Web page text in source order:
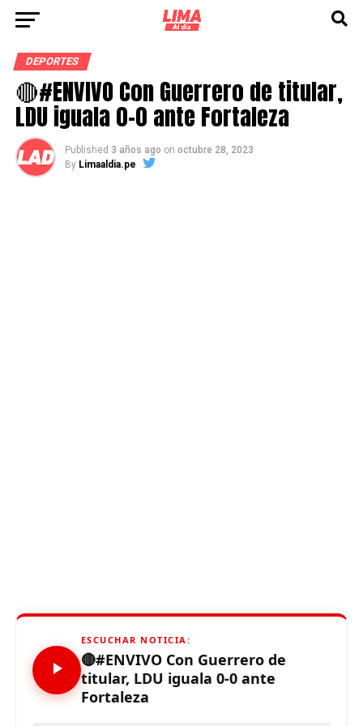
DEPORTES
🔴#ENVIVO Con Guerrero de titular,
LDU iguala 0-0 ante Fortaleza
Published 3 años ago on octubre 28, 2023
By Limaaldia.pe
ESCUCHAR NOTICIA:
🔴#ENVIVO Con Guerrero de
titular, LDU iguala 0-0 ante
Fortaleza